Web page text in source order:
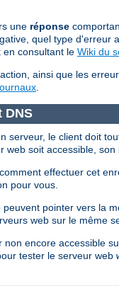
une réponse
quel type d'erreur
consultant le Wiki du
ainsi que les
DNS
serveur, le client doit
web soit accessible,
effectuer cet
pour vous.
pointer vers la
web sur le même
non encore accessible
tester le serveur web